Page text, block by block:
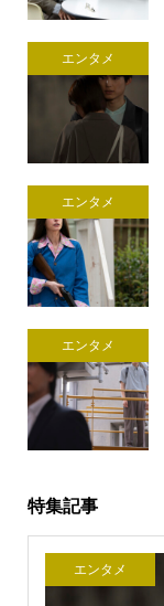
エンタメ
エンタメ
エンタメ
特集記事
エンタメ